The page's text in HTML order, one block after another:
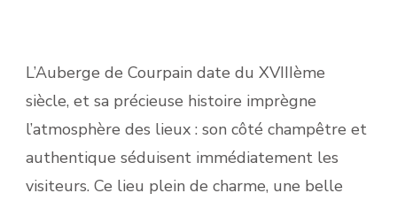
L’Auberge de Courpain date du XVIIIème
siècle, et sa précieuse histoire imprègne
l’atmosphère des lieux : son côté champêtre et
authentique séduisent immédiatement les
visiteurs. Ce lieu plein de charme, une belle